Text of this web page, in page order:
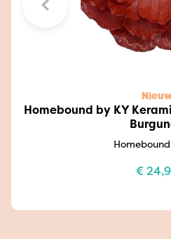
Homebound by KY
€